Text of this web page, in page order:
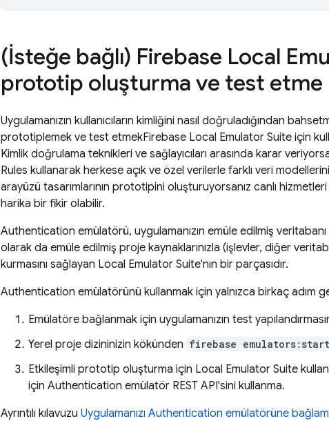
(İsteğe bağlı) Firebase Local
prototip oluşturma ve test etme
Uygulamanızın kullanıcıların kimliğini nasıl doğruladığından
prototiplemek ve test etmekFirebase Local Emulator Suite için
Kimlik doğrulama teknikleri ve sağlayıcıları arasında karar
Rules kullanarak herkese açık ve özel verilerle farklı veri
arayüzü tasarımlarının prototipini oluşturuyorsanız canlı
harika bir fikir olabilir.
Authentication emülatörü, uygulamanızın emüle edilmiş
olarak da emüle edilmiş proje kaynaklarınızla (işlevler, diğer
kurmasını sağlayan Local Emulator Suite'nın bir parçasıdır.
Authentication emülatörünü kullanmak için yalnızca birkaç adım
Emülatöre bağlanmak için uygulamanızın test
Yerel proje dizininizin kökünden firebase emulators:start
Etkileşimli prototip oluşturma için Local Emulator Suite
için Authentication emülatör REST API'sini kullanma.
Ayrıntılı kılavuzu Uygulamanızı Authentication emülatörüne